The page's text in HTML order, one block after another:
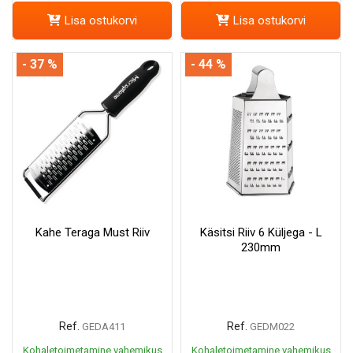
Lisa ostukorvi Lisa ostukorvi
Kahe Teraga Must Riiv
Ref. GEDA411
Kohaletoimetamine vahemikus
- 37 %
Käsitsi Riiv 6 Küljega - L
230mm
Ref. GEDM022
Kohaletoimetamine vahemikus
- 44 %